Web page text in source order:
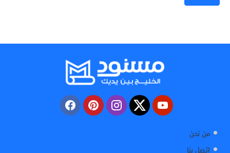
من نحن
اتصل بنا